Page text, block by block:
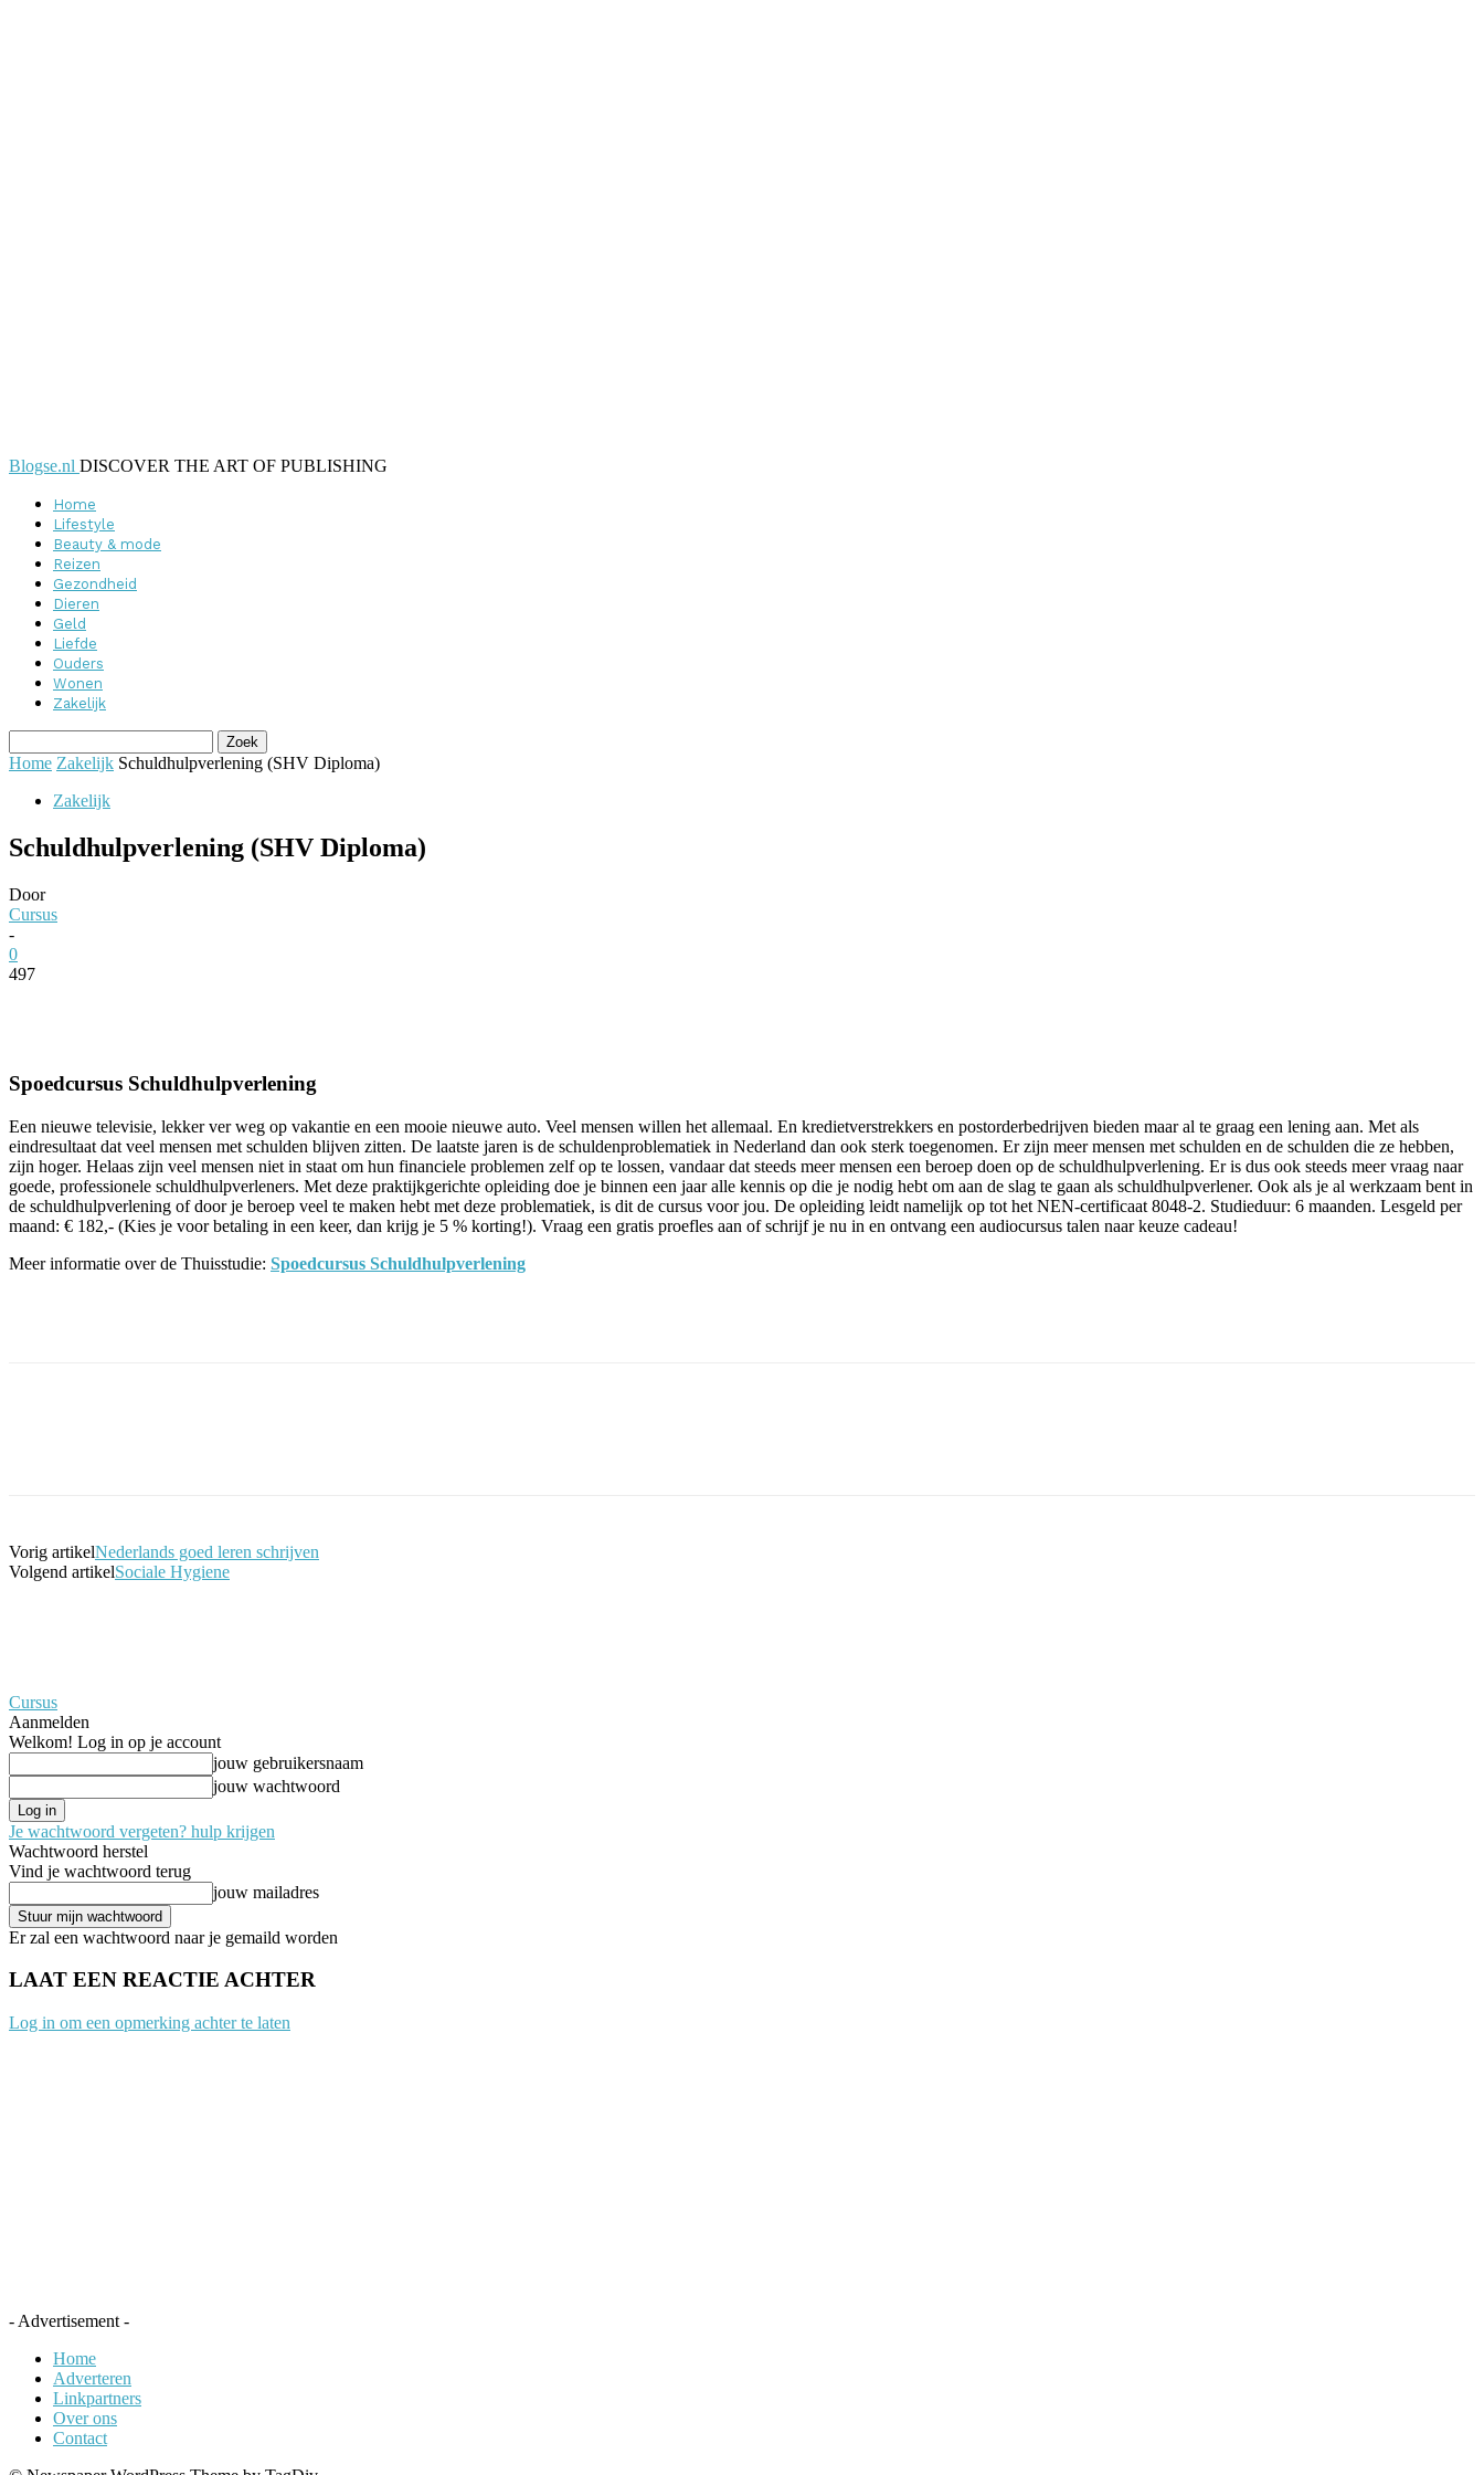
Blogse.nl DISCOVER THE ART OF PUBLISHING
Home
Lifestyle
Beauty & mode
Reizen
Gezondheid
Dieren
Geld
Liefde
Ouders
Wonen
Zakelijk
Home Zakelijk Schuldhulpverlening (SHV Diploma)
Zakelijk
Schuldhulpverlening (SHV Diploma)
Door
Cursus
-
0
497
Spoedcursus Schuldhulpverlening
Een nieuwe televisie, lekker ver weg op vakantie en een mooie nieuwe auto. Veel mensen willen het allemaal. En kredietverstrekkers en postorderbedrijven bieden maar al te graag een lening aan. Met als
eindresultaat dat veel mensen met schulden blijven zitten. De laatste jaren is de schuldenproblematiek in Nederland dan ook sterk toegenomen. Er zijn meer mensen met schulden en de schulden die ze hebben,
zijn hoger. Helaas zijn veel mensen niet in staat om hun financiele problemen zelf op te lossen, vandaar dat steeds meer mensen een beroep doen op de schuldhulpverlening. Er is dus ook steeds meer vraag naar
goede, professionele schuldhulpverleners. Met deze praktijkgerichte opleiding doe je binnen een jaar alle kennis op die je nodig hebt om aan de slag te gaan als schuldhulpverlener. Ook als je al werkzaam bent in
de schuldhulpverlening of door je beroep veel te maken hebt met deze problematiek, is dit de cursus voor jou. De opleiding leidt namelijk op tot het NEN-certificaat 8048-2. Studieduur: 6 maanden. Lesgeld per
maand: € 182,- (Kies je voor betaling in een keer, dan krijg je 5 % korting!). Vraag een gratis proefles aan of schrijf je nu in en ontvang een audiocursus talen naar keuze cadeau!
Meer informatie over de Thuisstudie: Spoedcursus Schuldhulpverlening
Vorig artikelNederlands goed leren schrijven
Volgend artikelSociale Hygiene
Cursus
Aanmelden
Welkom! Log in op je account
jouw gebruikersnaam
jouw wachtwoord
Je wachtwoord vergeten? hulp krijgen
Wachtwoord herstel
Vind je wachtwoord terug
jouw mailadres
Er zal een wachtwoord naar je gemaild worden
LAAT EEN REACTIE ACHTER
Log in om een opmerking achter te laten
- Advertisement -
Home
Adverteren
Linkpartners
Over ons
Contact